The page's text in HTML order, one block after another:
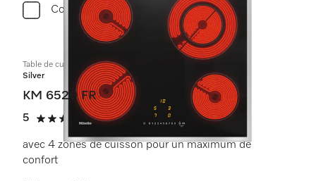
Comparer
Table de cuisson vitrocéramique
Silver
KM 6520 FR
5
5 étoiles sur 5
(1 critique)
avec 4 zones de cuisson pour un maximum de
confort